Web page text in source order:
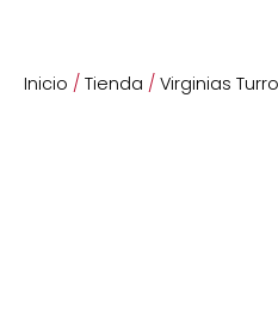
Inicio / Tienda / Virginias